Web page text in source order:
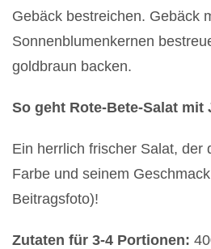
Gebäck bestreichen. Gebäck
Sonnenblumenkernen
goldbraun backen.
So geht Rote-Bete-Salat mit
Ein herrlich frischer Salat, der
Farbe und seinem
Beitragsfoto)!
Zutaten für 3-4 Portionen: